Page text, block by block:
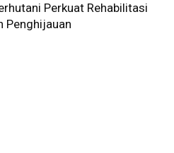
Perkuat Rehabilitasi
Penghijauan